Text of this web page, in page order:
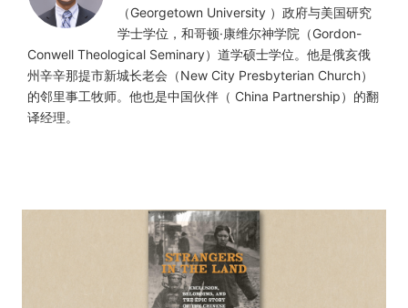
（Georgetown University ）政府与美国研究
学士学位，和哥顿·康维尔神学院（Gordon-
Conwell Theological Seminary）道学硕士学位。他是俄亥俄
州辛辛那提市新城长老会（New City Presbyterian Church）
的邻里事工牧师。他也是中国伙伴（ China Partnership）的翻
译经理。